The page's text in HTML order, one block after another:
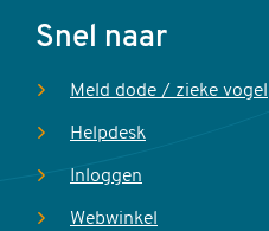
Voet
Snel naar
Meld dode / zieke vogel
Helpdesk
Inloggen
Webwinkel